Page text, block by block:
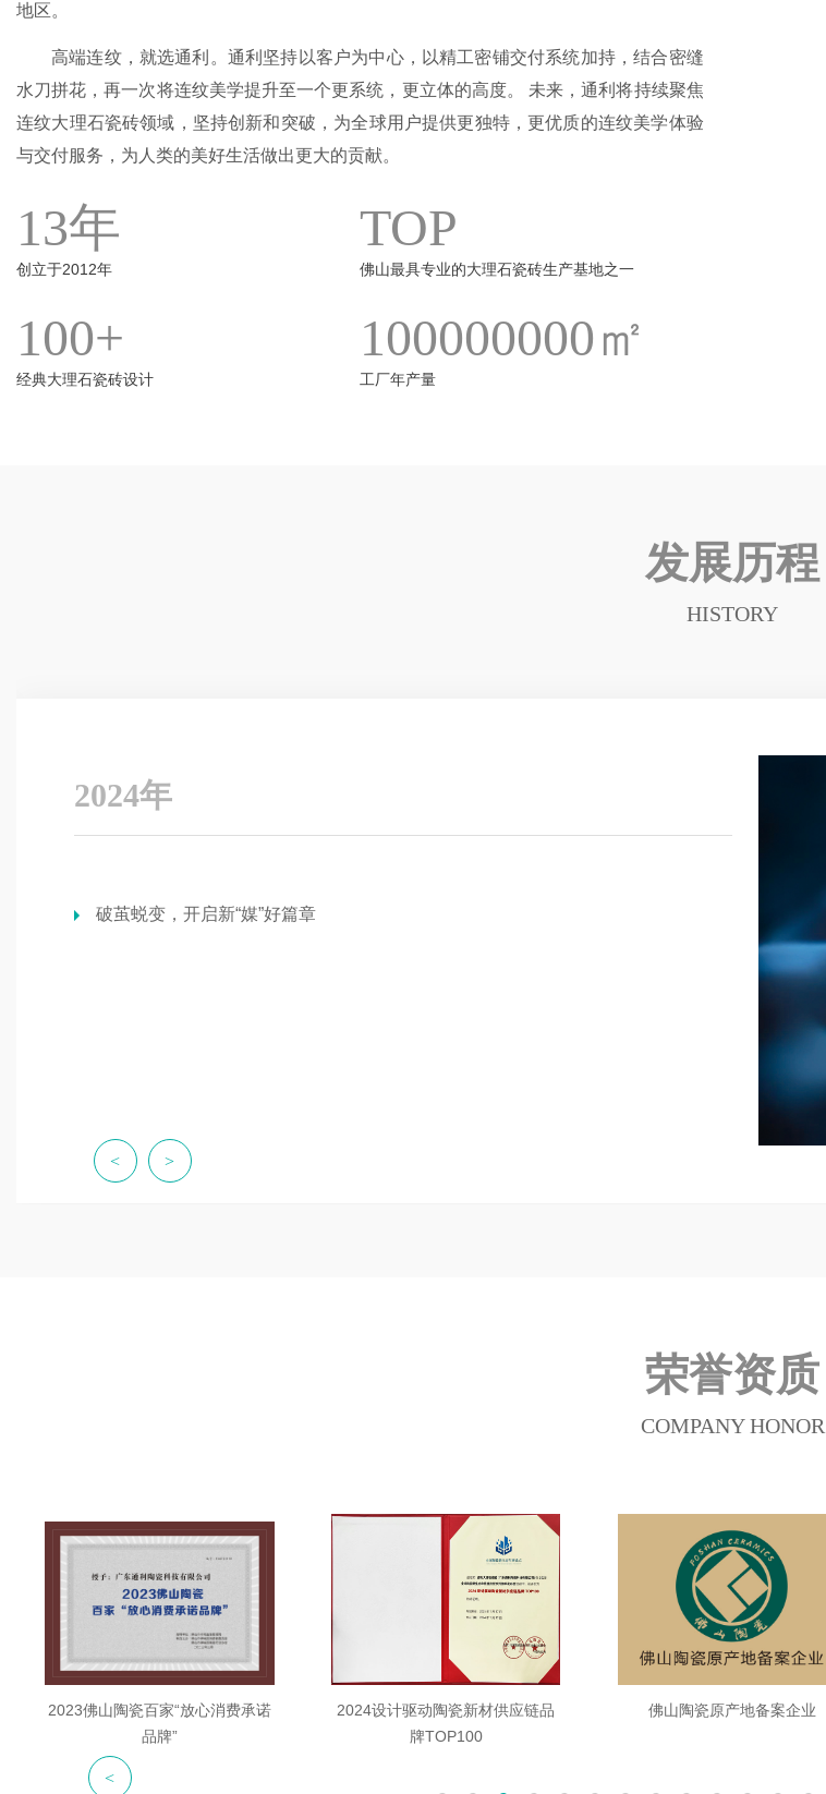
地区。
高端连纹，就选通利。通利坚持以客户为中心，以精工密铺交付系统加持，结合密缝
水刀拼花，再一次将连纹美学提升至一个更系统，更立体的高度。 未来，通利将持续聚焦
连纹大理石瓷砖领域，坚持创新和突破，为全球用户提供更独特，更优质的连纹美学体验
与交付服务，为人类的美好生活做出更大的贡献。
13年
创立于2012年
TOP
佛山最具专业的大理石瓷砖生产基地之一
100+
经典大理石瓷砖设计
100000000㎡
工厂年产量
发展历程
HISTORY
2024年
破茧蜕变，开启新“媒”好篇章
< >
荣誉资质
COMPANY HONOR
2023佛山陶瓷百家“放心消费承诺
品牌”
2024设计驱动陶瓷新材供应链品
牌TOP100
佛山陶瓷原产地备案企业
<